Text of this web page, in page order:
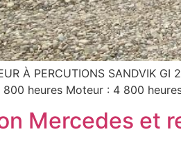
À PERCUTIONS SANDVIK
800 heures Moteur : 4 800
Mercedes et